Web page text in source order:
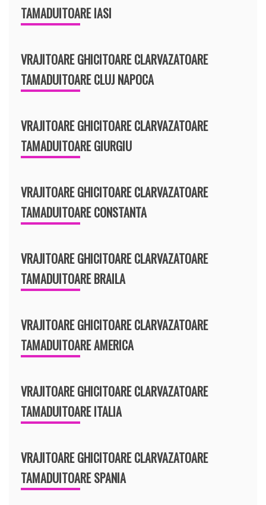
TAMADUITOARE IASI
VRAJITOARE GHICITOARE CLARVAZATOARE
TAMADUITOARE CLUJ NAPOCA
VRAJITOARE GHICITOARE CLARVAZATOARE
TAMADUITOARE GIURGIU
VRAJITOARE GHICITOARE CLARVAZATOARE
TAMADUITOARE CONSTANTA
VRAJITOARE GHICITOARE CLARVAZATOARE
TAMADUITOARE BRAILA
VRAJITOARE GHICITOARE CLARVAZATOARE
TAMADUITOARE AMERICA
VRAJITOARE GHICITOARE CLARVAZATOARE
TAMADUITOARE ITALIA
VRAJITOARE GHICITOARE CLARVAZATOARE
TAMADUITOARE SPANIA